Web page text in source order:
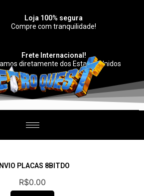
Loja 100% segura
Compre com tranquilidade!
Frete Internacional!
diretamente dos Estados Unidos
PLACAS 8BITDO
R$0.00